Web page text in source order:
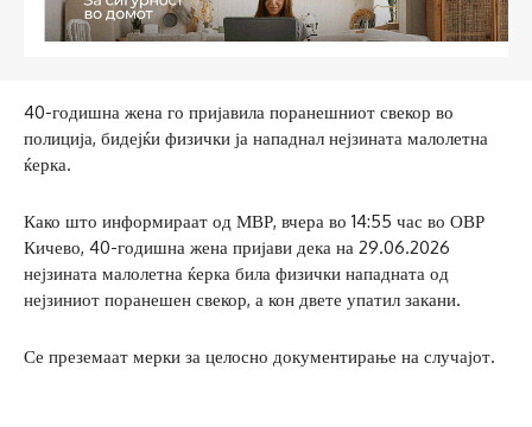
40-годишна жена го пријавила поранешниот свекор во
полиција, бидејќи физички ја нападнал нејзината малолетна
ќерка.
Како што информираат од МВР, вчера во 14:55 час во ОВР
Кичево, 40-годишна жена пријави дека на 29.06.2026
нејзината малолетна ќерка била физички нападната од
нејзиниот поранешен свекор, а кон двете упатил закани.
Се преземаат мерки за целосно документирање на случајот.